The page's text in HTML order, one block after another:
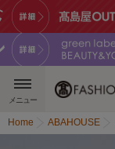
メニュー
Home ABAHOUSE